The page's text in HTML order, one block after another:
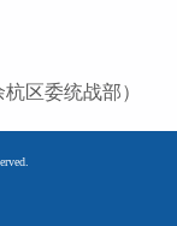
区委统战部）